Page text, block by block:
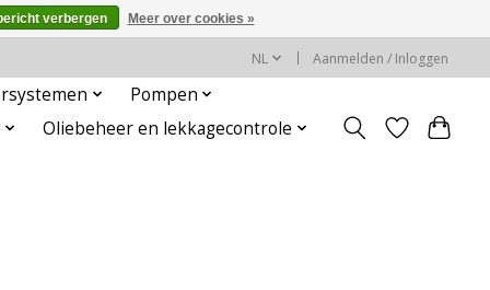
NL Aanmelden / Inloggen
Pompen
Oliebeheer en lekkagecontrole
verbergen Meer over cookies »